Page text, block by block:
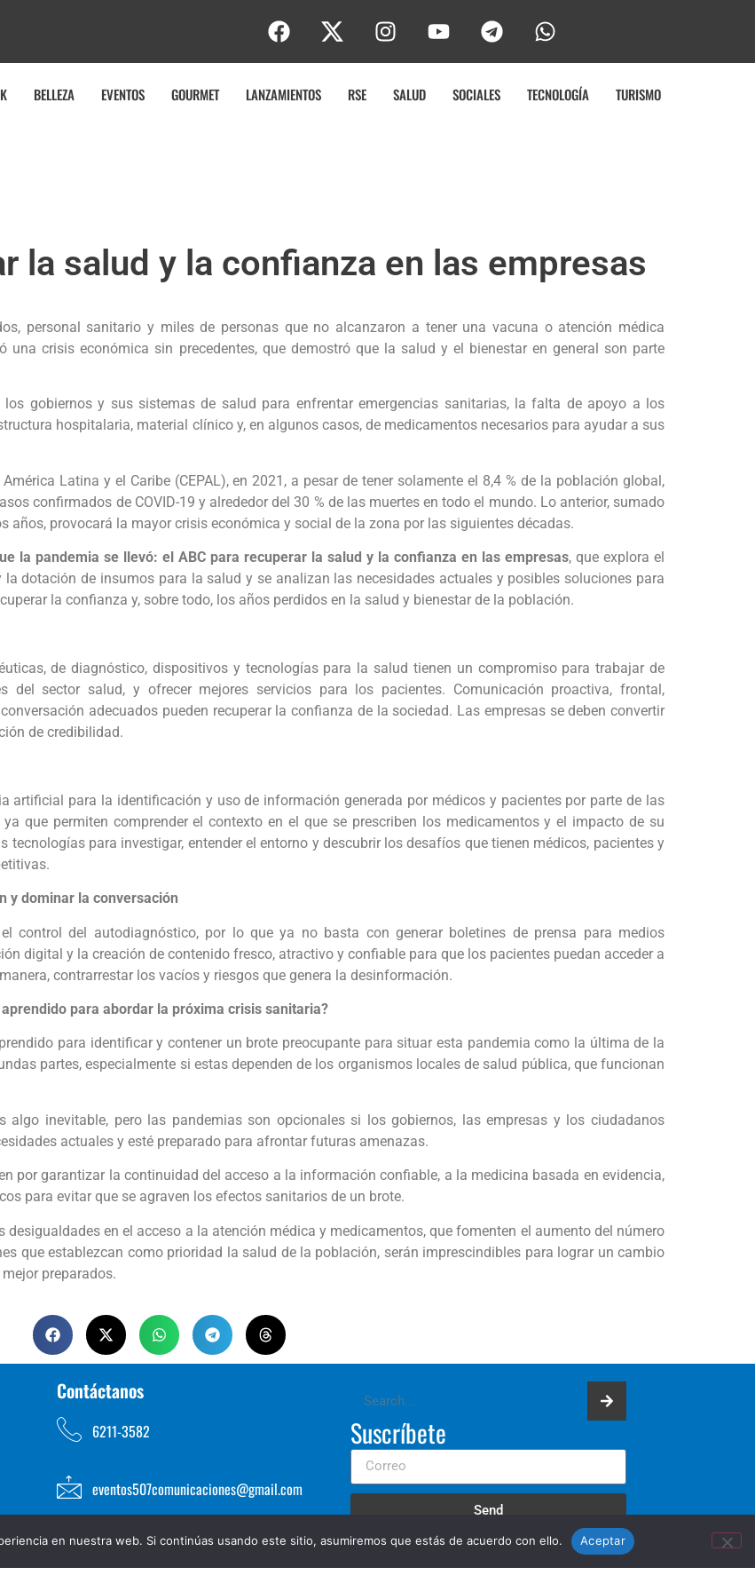
BELLEZA EVENTOS GOURMET LANZAMIENTOS RSE SALUD SOCIALES TECNOLOGÍA TURISMO
la salud y la confianza en las empresas
personal sanitario y miles de personas que no alcanzaron a tener una vacuna o atención médica
una crisis económica sin precedentes, que demostró que la salud y el bienestar en general son parte
los gobiernos y sus sistemas de salud para enfrentar emergencias sanitarias, la falta de apoyo a los
hospitalaria, material clínico y, en algunos casos, de medicamentos necesarios para ayudar a sus
Latina y el Caribe (CEPAL), en 2021, a pesar de tener solamente el 8,4 % de la población global,
confirmados de COVID-19 y alrededor del 30 % de las muertes en todo el mundo. Lo anterior, sumado
años, provocará la mayor crisis económica y social de la zona por las siguientes décadas.
la pandemia se llevó: el ABC para recuperar la salud y la confianza en las empresas, que explora el
dotación de insumos para la salud y se analizan las necesidades actuales y posibles soluciones para
la confianza y, sobre todo, los años perdidos en la salud y bienestar de la población.
de diagnóstico, dispositivos y tecnologías para la salud tienen un compromiso para trabajar de
del sector salud, y ofrecer mejores servicios para los pacientes. Comunicación proactiva, frontal,
adecuados pueden recuperar la confianza de la sociedad. Las empresas se deben convertir
de credibilidad.
artificial para la identificación y uso de información generada por médicos y pacientes por parte de las
que permiten comprender el contexto en el que se prescriben los medicamentos y el impacto de su
tecnologías para investigar, entender el entorno y descubrir los desafíos que tienen médicos, pacientes y
y dominar la conversación
control del autodiagnóstico, por lo que ya no basta con generar boletines de prensa para medios
digital y la creación de contenido fresco, atractivo y confiable para que los pacientes puedan acceder a
contrarrestar los vacíos y riesgos que genera la desinformación.
para abordar la próxima crisis sanitaria?
para identificar y contener un brote preocupante para situar esta pandemia como la última de la
partes, especialmente si estas dependen de los organismos locales de salud pública, que funcionan
inevitable, pero las pandemias son opcionales si los gobiernos, las empresas y los ciudadanos
actuales y esté preparado para afrontar futuras amenazas.
por garantizar la continuidad del acceso a la información confiable, a la medicina basada en evidencia,
para evitar que se agraven los efectos sanitarios de un brote.
en el acceso a la atención médica y medicamentos, que fomenten el aumento del número
que establezcan como prioridad la salud de la población, serán imprescindibles para lograr un cambio
preparados.
Contáctanos
6211-3582
eventos507comunicaciones@gmail.com
Suscríbete
Send
en nuestra web. Si continúas usando este sitio, asumiremos que estás de acuerdo con ello. Aceptar